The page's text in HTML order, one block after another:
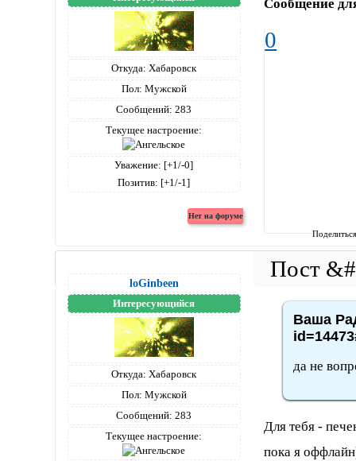
Откуда: Хабаровск
Пол: Мужской
Сообщений: 283
Текущее настроение:
Уважение: [+1/-0]
Позитив: [+1/-1]
Сообщение
0
loGinbeen
Интересующийся
Откуда: Хабаровск
Пол: Мужской
Сообщений: 283
Текущее настроение:
Ваша
да не
Для тебя -
пока я